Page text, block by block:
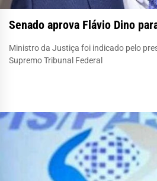
Senado aprova Flávio Dino
Ministro da Justiça foi indicado pelo
Supremo Tribunal Federal